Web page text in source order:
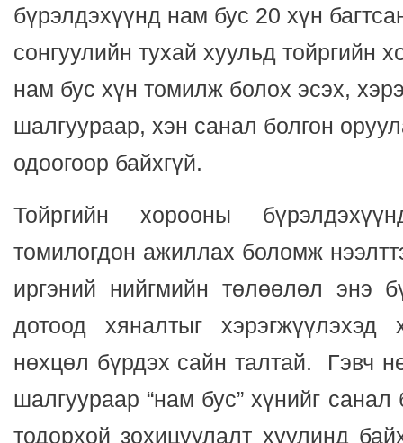
бүрэлдэхүүнд нам бус 20 хүн
сонгуулийн тухай хуульд тойргийн
нам бус хүн томилж болох эсэх,
шалгуураар, хэн санал болгон
одоогоор байхгүй.
Тойргийн хорооны
томилогдон ажиллах боломж
иргэний нийгмийн төлөөлөл энэ
дотоод хяналтыг хэрэгжүүлэхэд
нөхцөл бүрдэх сайн талтай. Гэвч
шалгуураар “нам бус” хүнийг санал
тодорхой зохицуулалт хуулинд